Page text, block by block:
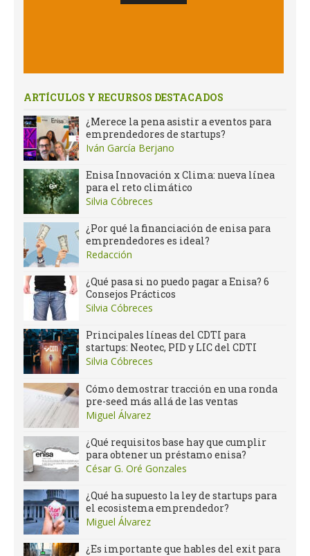
ARTÍCULOS Y RECURSOS DESTACADOS
¿Merece la pena asistir a eventos para
emprendedores de startups?
Iván García Berjano
Enisa Innovación x Clima: nueva línea
para el reto climático
Silvia Cóbreces
¿Por qué la financiación de enisa para
emprendedores es ideal?
Redacción
¿Qué pasa si no puedo pagar a Enisa? 6
Consejos Prácticos
Silvia Cóbreces
Principales líneas del CDTI para
startups: Neotec, PID y LIC del CDTI
Silvia Cóbreces
Cómo demostrar tracción en una ronda
pre-seed más allá de las ventas
Miguel Álvarez
¿Qué requisitos base hay que cumplir
para obtener un préstamo enisa?
César G. Oré Gonzales
¿Qué ha supuesto la ley de startups para
el ecosistema emprendedor?
Miguel Álvarez
¿Es importante que hables del exit para